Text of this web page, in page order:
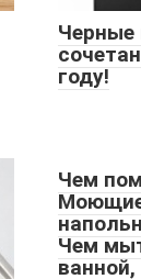
Черные
году!
Чем
Чем
ванной,